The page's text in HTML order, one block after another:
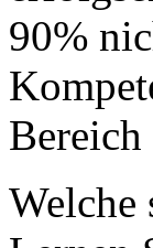
90%
Welche